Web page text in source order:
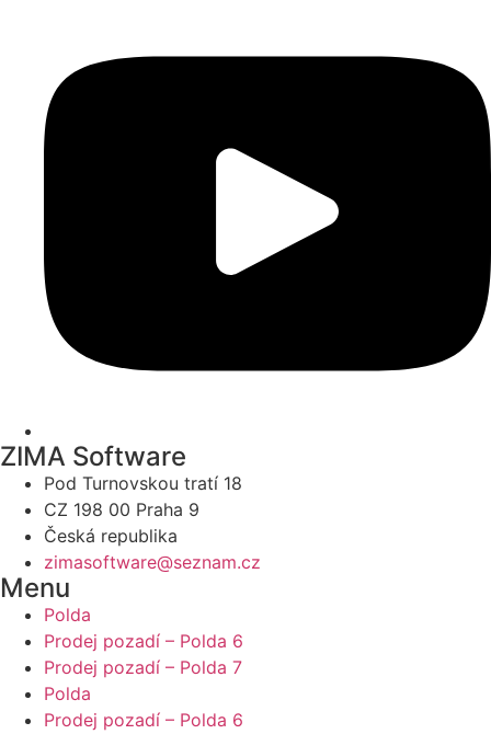
ZIMA Software
Pod Turnovskou tratí 18
CZ 198 00 Praha 9
Česká republika
zimasoftware@seznam.cz
Menu
Polda
Prodej pozadí – Polda 6
Prodej pozadí – Polda 7
Polda
Prodej pozadí – Polda 6